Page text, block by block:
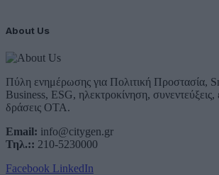
About Us
Πύλη ενημέρωσης για Πολιτική Προστασία,
Business, ESG, ηλεκτροκίνηση, συνεντεύξεις,
δράσεις ΟΤΑ.
Email: info@citygen.gr
Τηλ.:: 210-5230000
Facebook LinkedIn